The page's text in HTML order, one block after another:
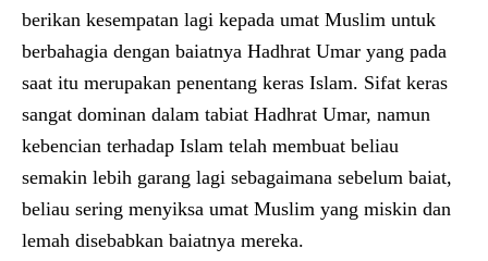
berikan kesempatan lagi kepada umat Muslim untuk
berbahagia dengan baiatnya Hadhrat Umar yang pada
saat itu merupakan penentang keras Islam. Sifat keras
sangat dominan dalam tabiat Hadhrat Umar, namun
kebencian terhadap Islam telah membuat beliau
semakin lebih garang lagi sebagaimana sebelum baiat,
beliau sering menyiksa umat Muslim yang miskin dan
lemah disebabkan baiatnya mereka.